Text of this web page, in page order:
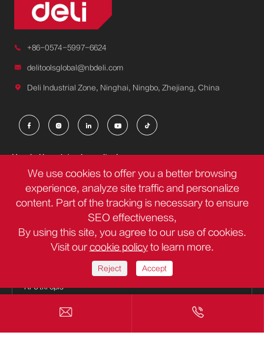
 +86-0574-5997-6624
 delitoolsglobal@nbdeli.com
 Deli Industrial Zone, Ninghai, Ningbo, Zhejiang, China
    
Uzyskaj bezpłatne konsultacje
 
We use cookies to offer you a better browsing
experience, analyze site traffic and personalize
content. Part of the tracking is necessary to ensure
SEO effectiveness,
By using this site, you agree to our use of cookies.
Visit our cookie policyto learn more.
Reject Accept